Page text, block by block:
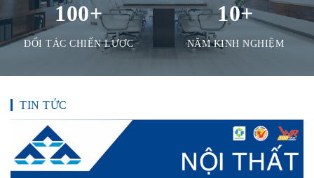
100+
ĐỐI TÁC CHIẾN LƯỢC
10+
NĂM KINH NGHIỆM
TIN TỨC